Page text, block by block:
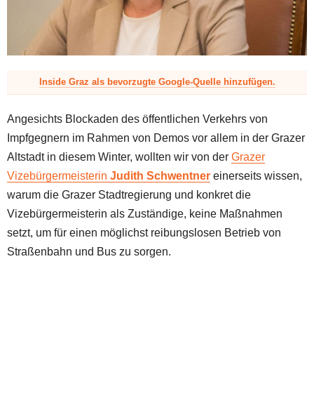
Inside Graz als bevorzugte Google-Quelle hinzufügen.
Angesichts Blockaden des öffentlichen Verkehrs von
Impfgegnern im Rahmen von Demos vor allem in der Grazer
Altstadt in diesem Winter, wollten wir von der Grazer
Vizebürgermeisterin Judith Schwentner einerseits wissen,
warum die Grazer Stadtregierung und konkret die
Vizebürgermeisterin als Zuständige, keine Maßnahmen
setzt, um für einen möglichst reibungslosen Betrieb von
Straßenbahn und Bus zu sorgen.